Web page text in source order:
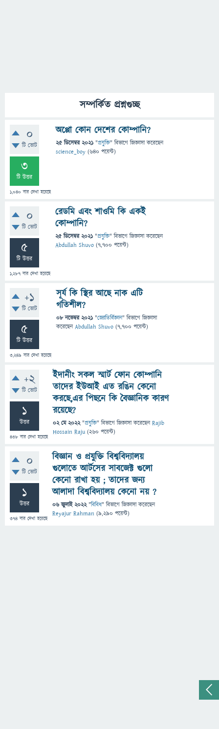
সম্পর্কিত প্রশ্নগুচ্ছ
0
টি ভোট
3
টি উত্তর
1,040 বার দেখা হয়েছে
অপ্পো কোন দেশের কোম্পানি?
25 ডিসেম্বর 2021 "প্রযুক্তি" বিভাগে জিজ্ঞাসাকরেছেন
science_boy (640 পয়েন্ট)
0
টি ভোট
5
টি উত্তর
1,287 বার দেখা হয়েছে
রেডমি এবং শাওমি কি একই
কোম্পানি?
25 ডিসেম্বর 2021 "প্রযুক্তি" বিভাগে জিজ্ঞাসাকরেছেন
Abdullah Shuvo (7,700 পয়েন্ট)
+1
টি ভোট
5
টি উত্তর
3,249 বার দেখা হয়েছে
সূর্য কি স্থির আছে নাক এটি
গতিশীল?
08 নভেম্বর 2021 "জ্যোতির্বিজ্ঞান" বিভাগে জিজ্ঞাসা
করেছেনAbdullah Shuvo (7,700 পয়েন্ট)
+2
টি ভোট
1
উত্তর
438 বার দেখা হয়েছে
ইদানীং সকল স্মার্ট ফোন কোম্পানি
তাদের ইউআই এত রঙিন কেনো
করছে,এর পিছনে কি বৈজ্ঞানিক কারণ
রয়েছে?
02 মে 2022 "প্রযুক্তি" বিভাগে জিজ্ঞাসাকরেছেনRajib
Hossain Raju (260 পয়েন্ট)
0
টি ভোট
1
উত্তর
374 বার দেখা হয়েছে
বিজ্ঞান ও প্রযুক্তি বিশ্ববিদ্যালয়
গুলোতে আর্টসের সাবজেক্ট গুলো
কেনো রাখা হয় ; তাদের জন্য
আলাদা বিশ্ববিদ্যালয় কেনো নয় ?
06 জুলাই 2022 "বিবিধ" বিভাগে জিজ্ঞাসাকরেছেন
Reyajur Rahman (9,290 পয়েন্ট)